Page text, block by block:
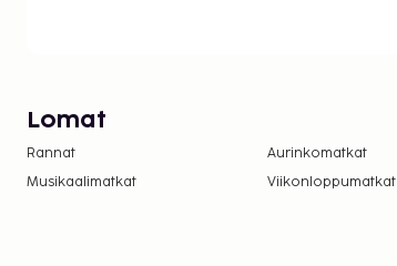
Lomat
Rannat Aurinkomatkat
Musikaalimatkat
Viikonloppumatkat